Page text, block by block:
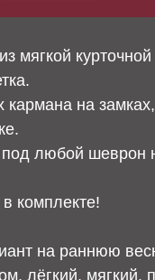
мягкой курточной
на
любой шеврон
комплекте!
на раннюю
лёгкий, мягкий,